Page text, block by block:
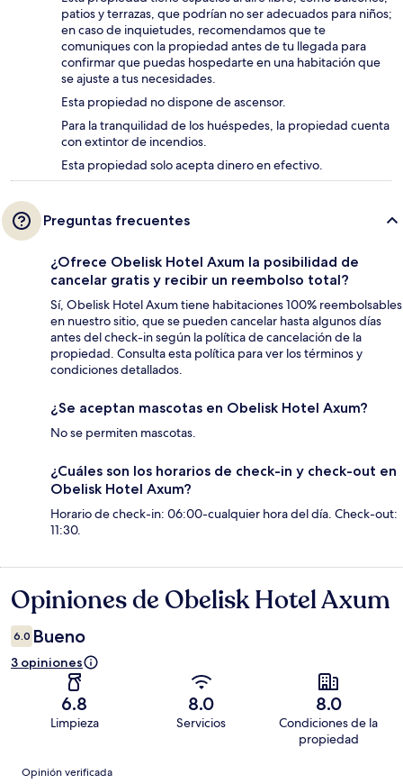
patios y terrazas, que podrían no ser adecuados para niños;
en caso de inquietudes, recomendamos que te
comuniques con la propiedad antes de tu llegada para
confirmar que puedas hospedarte en una habitación que
se ajuste a tus necesidades.
Esta propiedad no dispone de ascensor.
Para la tranquilidad de los huéspedes, la propiedad cuenta
con extintor de incendios.
Esta propiedad solo acepta dinero en efectivo.
Preguntas frecuentes
¿Ofrece Obelisk Hotel Axum la posibilidad de
cancelar gratis y recibir un reembolso total?
Sí, Obelisk Hotel Axum tiene habitaciones 100% reembolsables
en nuestro sitio, que se pueden cancelar hasta algunos días
antes del check-in según la política de cancelación de la
propiedad. Consulta esta política para ver los términos y
condiciones detallados.
¿Se aceptan mascotas en Obelisk Hotel Axum?
No se permiten mascotas.
¿Cuáles son los horarios de check-in y check-out en
Obelisk Hotel Axum?
Horario de check-in: 06:00-cualquier hora del día. Check-out:
11:30.
Opiniones
Opiniones de Obelisk Hotel Axum
6.0 Bueno
3 opiniones
6.8
Limpieza
8.0
Servicios
8.0
Condiciones de la
propiedad
Opiniones
Opinión verificada